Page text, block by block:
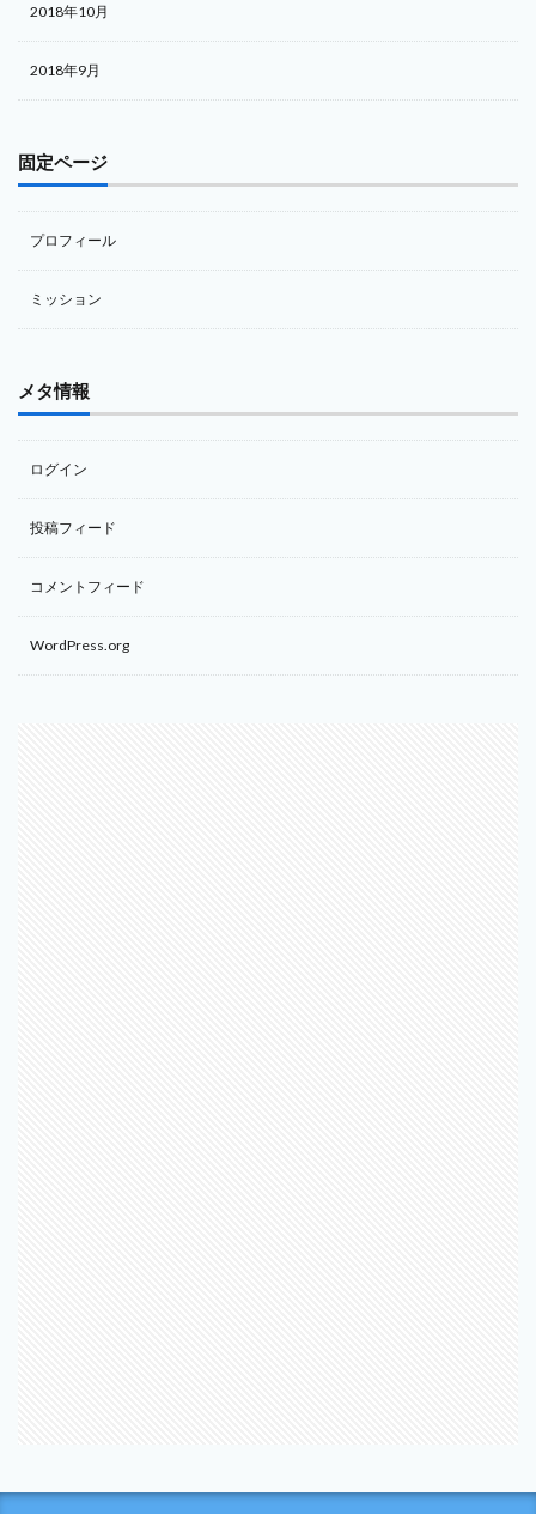
2018年10月
2018年9月
固定ページ
プロフィール
ミッション
メタ情報
ログイン
投稿フィード
コメントフィード
WordPress.org